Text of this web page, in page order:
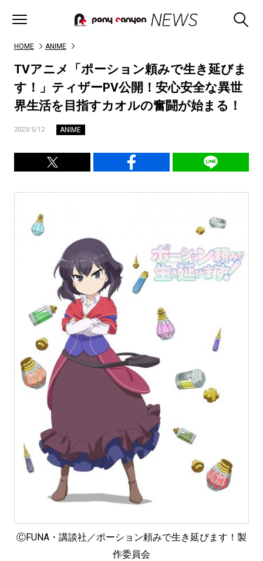
HOME ANIME
TVアニメ「ポーション頼みで生き延びま
す！」ティザーPV公開！安心安全な異世
界生活を目指すカオルの奮闘が始まる！
2023/5/12 ANIME
ⒸFUNA・講談社／ポーション頼みで生き延びます！製
作委員会